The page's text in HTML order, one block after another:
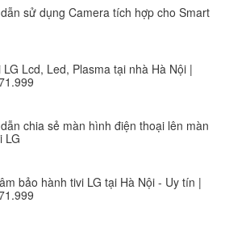
sử dụng Camera tích hợp cho Smart
LG Lcd, Led, Plasma tại nhà Hà Nội |
chia sẻ màn hình điện thoại lên màn
LG
bảo hành tivi LG tại Hà Nội - Uy tín |